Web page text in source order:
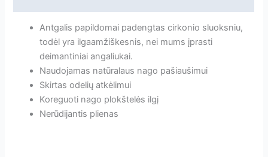
PRO]
Antgalis papildomai padengtas cirkonio sluoksniu,
todėl yra ilgaamžiškesnis, nei mums įprasti
deimantiniai angaliukai.
Naudojamas natūralaus nago pašiaušimui
Skirtas odelių atkėlimui
Koreguoti nago plokštelės ilgį
Nerūdijantis plienas